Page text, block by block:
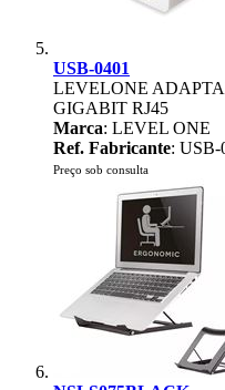
USB-0401
LEVELONE
GIGABIT RJ45
Marca: LEVEL ONE
Ref. Fabricante: USB-
Preço sob consulta